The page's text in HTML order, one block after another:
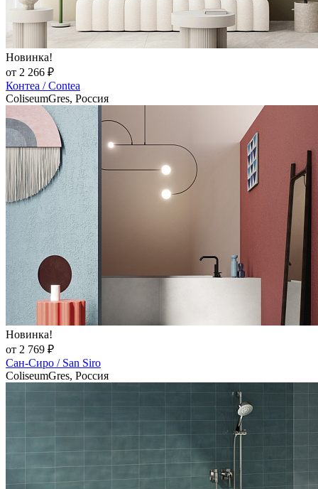
Новинка!
от 2 266 ₽
Контеа / Contea
ColiseumGres, Россия
Новинка!
от 2 769 ₽
Сан-Сиро / San Siro
ColiseumGres, Россия